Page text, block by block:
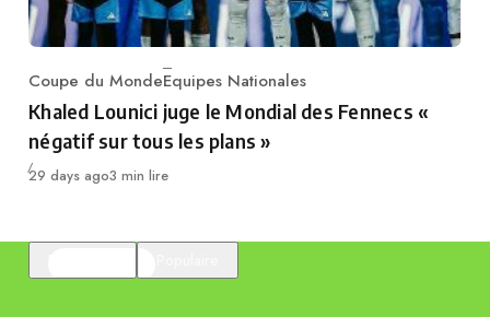
Category
Coupe du MondeEquipes Nationales
Khaled Lounici juge le Mondial des Fennecs «
négatif sur tous les plans »
Publié
29 days ago3 min lire